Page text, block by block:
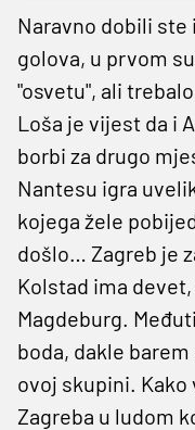
Naravno dobili ste
golova, u prvom
"osvetu", ali
Loša je vijest da i
borbi za drugo
Nantesu igra
kojega žele
došlo… Zagreb je
Kolstad ima
Magdeburg.
boda, dakle
ovoj skupini.
Zagreba u ludom